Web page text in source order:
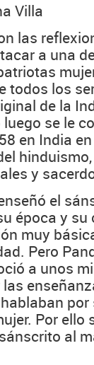
Villa
las
a una
todos los
de la
luego se le
en India
y
el
época y
muy
Pero
a unos
Por
al